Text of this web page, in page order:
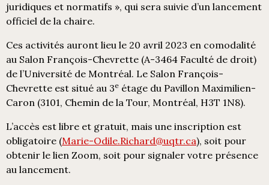
juridiques et normatifs », qui sera suivie d’un lancement
officiel de la chaire.
Ces activités auront lieu le 20 avril 2023 en comodalité
au Salon François-Chevrette (A-3464 Faculté de droit)
de l’Université de Montréal. Le Salon François-
Chevrette est situé au 3e étage du Pavillon Maximilien-
Caron (3101, Chemin de la Tour, Montréal, H3T 1N8).
L’accès est libre et gratuit, mais une inscription est
obligatoire (Marie-Odile.Richard@uqtr.ca), soit pour
obtenir le lien Zoom, soit pour signaler votre présence
au lancement.